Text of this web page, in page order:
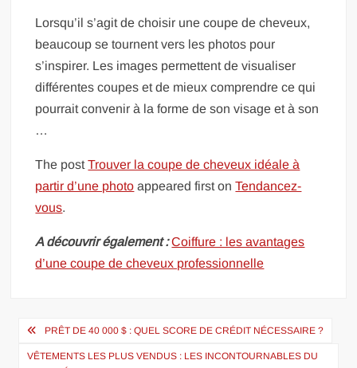
Lorsqu’il s’agit de choisir une coupe de cheveux,
beaucoup se tournent vers les photos pour
s’inspirer. Les images permettent de visualiser
différentes coupes et de mieux comprendre ce qui
pourrait convenir à la forme de son visage et à son
…
The postTrouver la coupe de cheveux idéale à
partir d’une photo appeared first onTendancez-
vous.
A découvrir également : Coiffure : les avantages
d’une coupe de cheveux professionnelle
Navigation
de
PRÊT DE 40 000 $ : QUEL SCORE DE CRÉDIT NÉCESSAIRE ?
VÊTEMENTS LES PLUS VENDUS : LES INCONTOURNABLES DU